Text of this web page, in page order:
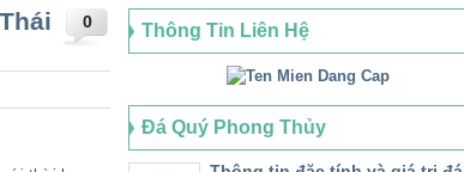
0 Thông Tin Liên Hệ
Đá Quý Phong Thủy